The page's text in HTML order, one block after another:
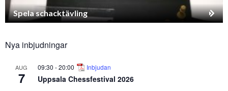
Spela schacktävling
Nya inbjudningar
AUG
7
09:30 -20:00 Inbjudan
Uppsala Chessfestival 2026